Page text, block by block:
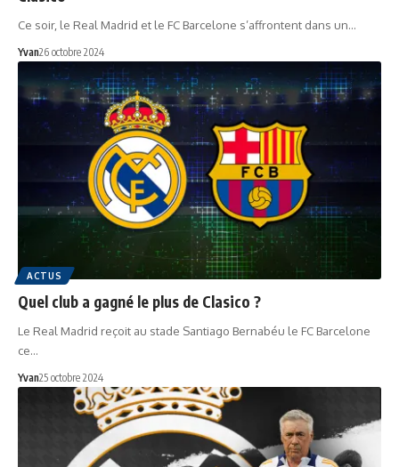
Ce soir, le Real Madrid et le FC Barcelone s’affrontent dans un…
Yvan26 octobre 2024
ACTUS
Quel club a gagné le plus de Clasico ?
Le Real Madrid reçoit au stade Santiago Bernabéu le FC Barcelone
ce…
Yvan25 octobre 2024